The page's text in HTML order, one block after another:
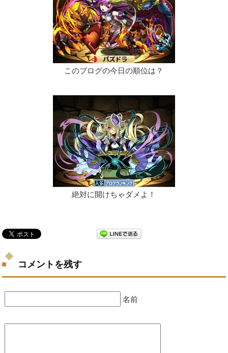
このブログの今日の順位は？
絶対に開けちゃダメよ！
コメントを残す
名前